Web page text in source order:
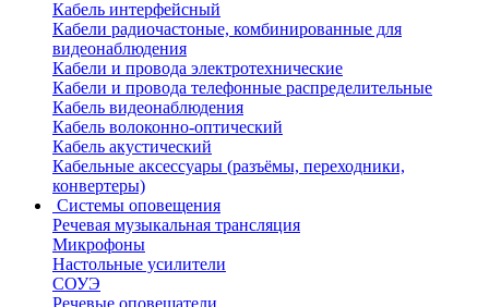
Кабель интерфейсный
Кабели радиочастоные, комбинированные для
видеонаблюдения
Кабели и провода электротехнические
Кабели и провода телефонные распределительные
Кабель видеонаблюдения
Кабель волоконно-оптический
Кабель акустический
Кабельные аксессуары (разъёмы, переходники,
конвертеры)
Системы оповещения
Речевая музыкальная трансляция
Микрофоны
Настольные усилители
СОУЭ
Речевые оповещатели